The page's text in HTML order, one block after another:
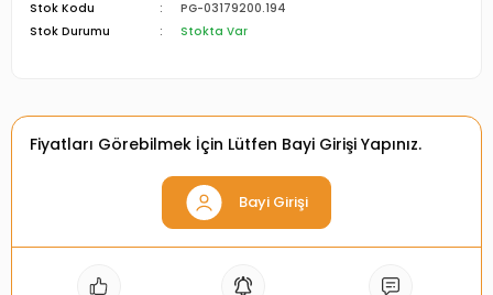
Stok Kodu
PG-03179200.194
Stok Durumu
Stokta Var
Fiyatları Görebilmek İçin Lütfen Bayi Girişi Yapınız.
Bayi Girişi